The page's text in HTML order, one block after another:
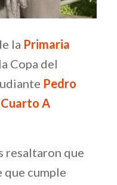
la Primaria
Copa del
Pedro
Cuarto A
resaltaron que
que cumple